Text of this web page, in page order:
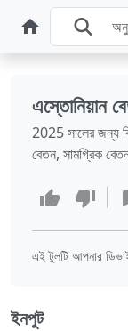
এস্তোনিয়ান
2025 সালের জন্য
বেতন, সামগ্রিক
এই টুলটি আপনার
ইনপুট